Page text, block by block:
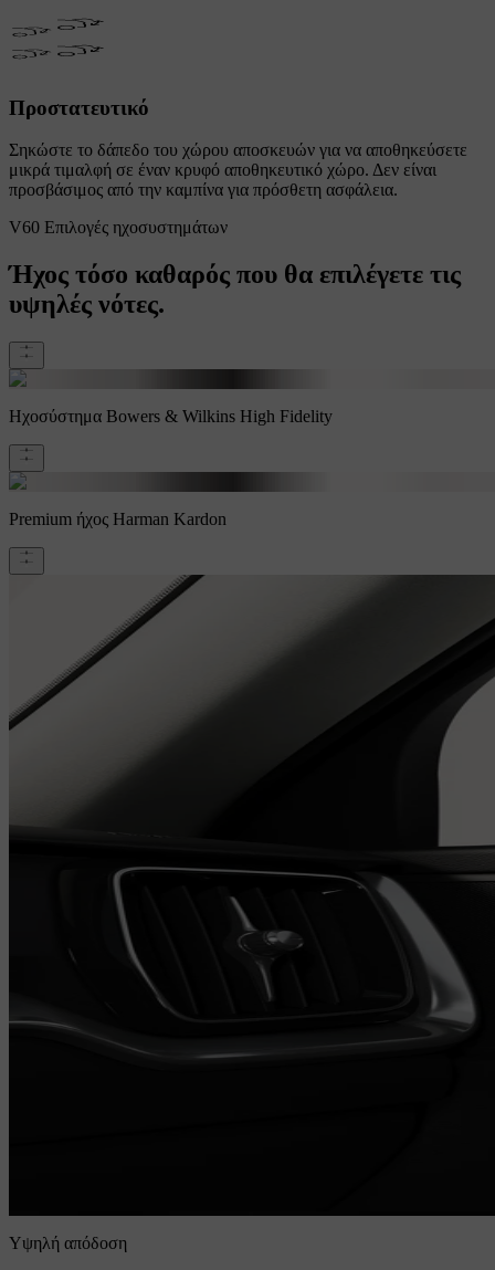
Προστατευτικό
Σηκώστε το δάπεδο του χώρου αποσκευών για να αποθηκεύσετε
μικρά τιμαλφή σε έναν κρυφό αποθηκευτικό χώρο. Δεν είναι
προσβάσιμος από την καμπίνα για πρόσθετη ασφάλεια.
V60 Επιλογές ηχοσυστημάτων
Ήχος τόσο καθαρός που θα επιλέγετε τις
υψηλές νότες.
Ηχοσύστημα Bowers & Wilkins High Fidelity
Premium ήχος Harman Kardon
Υψηλή απόδοση